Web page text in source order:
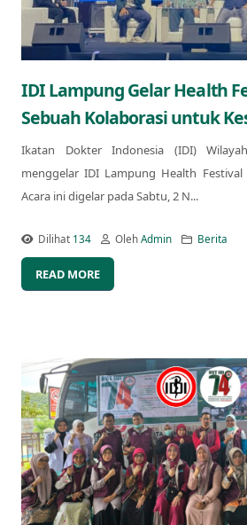
IDI Lampung Gelar Health
Sebuah Kolaborasi untuk
Ikatan Dokter Indonesia (IDI)
menggelar IDI Lampung Health
Acara ini digelar pada Sabtu, 2 N...
Dilihat 134 OlehAdmin Berita
READ MORE